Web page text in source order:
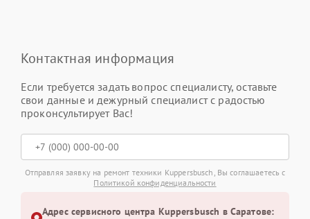
Контактная информация
Если требуется задать вопрос специалисту, оставьте
свои данные и дежурный специалист с радостью
проконсультирует Вас!
Отправляя заявку на ремонт техники Kuppersbusch, Вы соглашаетесь с
Политикой конфиденциальности
Адрес сервисного центра Kuppersbusch в Саратове: